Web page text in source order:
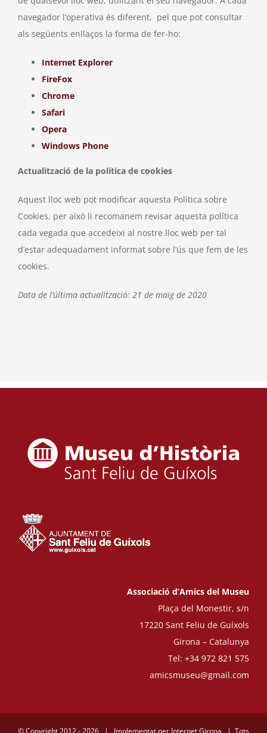
navegador l’operativa és diferent, pel que pot consultar
als següents enllaços la forma de fer-ho:
Internet Explorer
FireFox
Chrome
Safari
Opera
Windows Phone
Actualització de la política de cookies
Aquest lloc web pot modificar aquesta Política sobre
Cookies, per això li recomanem revisar aquesta política
cada vegada que accedeixi al nostre lloc web per tal
d’estar adequadament informat sobre l’ús que fem de les
cookies.
Data de l’última actualització: 21 de maig de 2020
Associació d’Amics del Museu
Plaça del Monestir, s/n
17220 Sant Feliu de Guíxols
Girona – Catalunya
Tel: +34 972 821 575
amicsmuseu@gmail.com